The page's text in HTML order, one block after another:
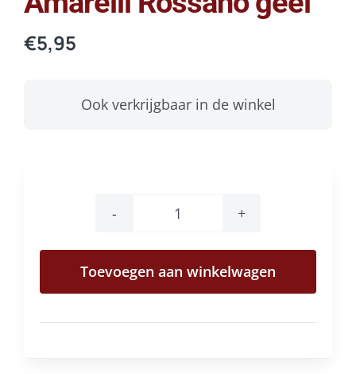
€5,95
Ook verkrijgbaar in de winkel
Amarelli
Rossano
geel
Toevoegen aan winkelwagen